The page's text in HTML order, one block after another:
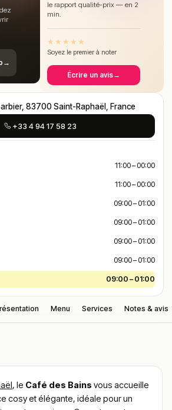
→
le rapport qualité-prix — en 2
min.
★ ★ ★ ★ ★
Soyez le premier à noter
Écrire un avis→
83700 Saint-Raphaël, France
+33 4 94 17 58 23
11:00 – 00:00
11:00 – 00:00
09:00 – 01:00
09:00 – 01:00
09:00 – 01:00
09:00 – 01:00
09:00 – 01:00
Menu Services Notes & avis
, le Café des Bains vous accueille
cosy et élégante, idéale pour un